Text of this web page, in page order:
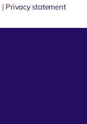
| Privacy statement